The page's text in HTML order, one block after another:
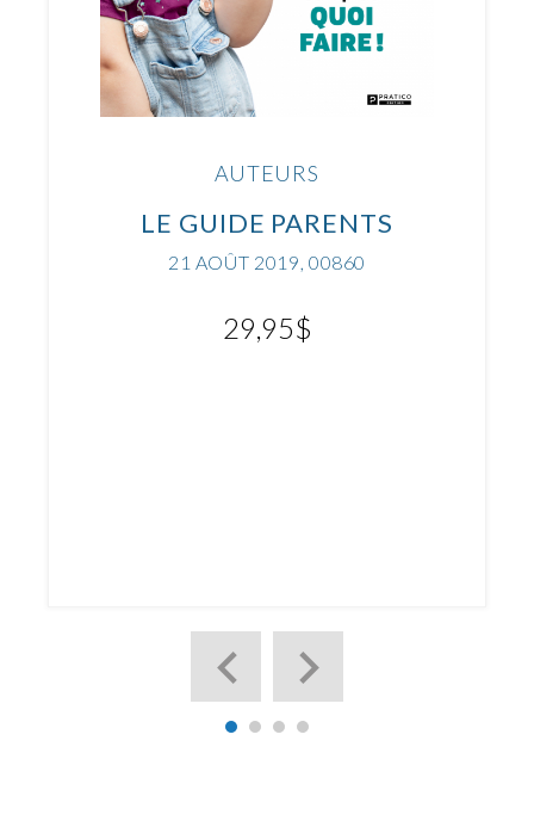
AUTEURS
LE GUIDE PARENTS
21 AOÛT 2019, 00860
29,95$